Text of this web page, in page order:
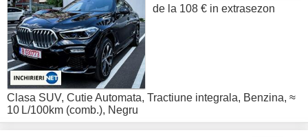
de la 108 € in extrasezon
Clasa SUV, Cutie Automata, Tractiune integrala, Benzina, ≈
10 L/100km (comb.), Negru